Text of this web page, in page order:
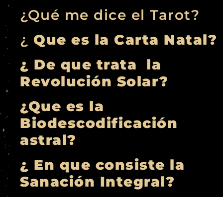
¿Qué me dice el Tarot?
¿ Que es la Carta Natal?
¿ De que trata la
Revolución Solar?
¿Que es la
Biodescodificación
astral?
¿ En que consiste la
Sanación Integral?